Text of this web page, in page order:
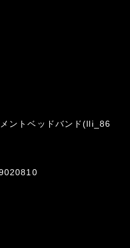
ントベッドバンド(lli_86